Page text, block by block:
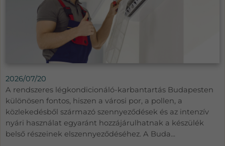
2026/07/20
A rendszeres légkondicionáló-karbantartás Budapesten
különösen fontos, hiszen a városi por, a pollen, a
közlekedésből származó szennyeződések és az intenzív
nyári használat egyaránt hozzájárulhatnak a készülék
belső részeinek elszennyeződéséhez. A Buda...